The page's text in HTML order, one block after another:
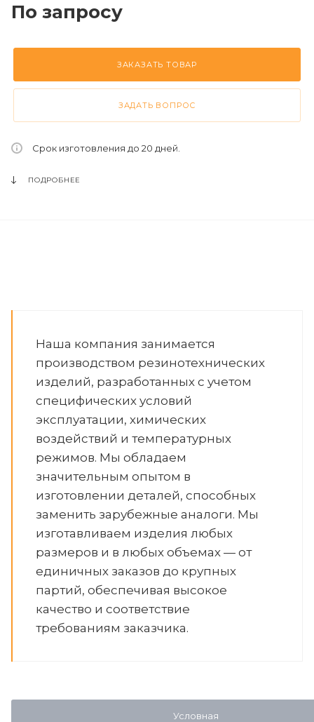
По запросу
ЗАКАЗАТЬ ТОВАР
ЗАДАТЬ ВОПРОС
Срок изготовления до 20 дней.
ПОДРОБНЕЕ
Наша компания занимается
производством резинотехнических
изделий, разработанных с учетом
специфических условий
эксплуатации, химических
воздействий и температурных
режимов. Мы обладаем
значительным опытом в
изготовлении деталей, способных
заменить зарубежные аналоги. Мы
изготавливаем изделия любых
размеров и в любых объемах — от
единичных заказов до крупных
партий, обеспечивая высокое
качество и соответствие
требованиям заказчика.
Условная